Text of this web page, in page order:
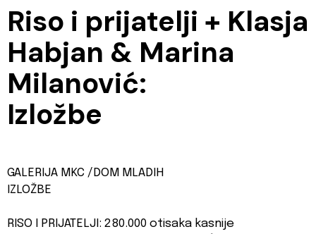
Riso i prijatelji + Klasja
Habjan & Marina
Milanović:
Izložbe
GALERIJA MKC /DOM MLADIH
IZLOŽBE
RISO I PRIJATELJI: 280.000 otisaka kasnije